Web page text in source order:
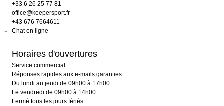
+33 6 26 25 77 81
office@keepersport.fr
+43 676 7664611
Chat en ligne
Horaires d'ouvertures
Service commercial :
Réponses rapides aux e-mails garanties
Du lundi au jeudi de 09h00 à 17h00
Le vendredi de 09h00 à 14h00
Fermé tous les jours fériés